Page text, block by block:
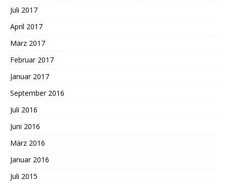
Juli 2017
April 2017
März 2017
Februar 2017
Januar 2017
September 2016
Juli 2016
Juni 2016
März 2016
Januar 2016
Juli 2015